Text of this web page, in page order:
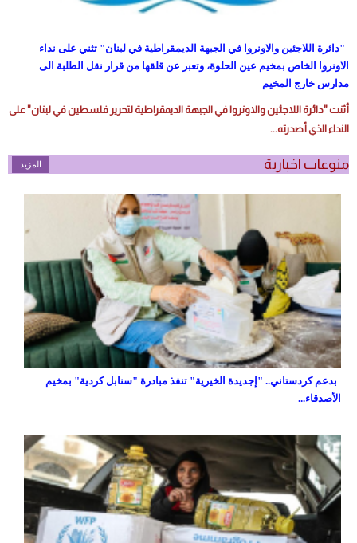
"دائرة اللاجئين والاونروا في الجبهة الديمقراطية في لبنان" تثني على نداء
الاونروا الخاص بمخيم عين الحلوة، وتعبر عن قلقها من قرار نقل الطلبة الى
مدارس خارج المخيم
أثنت "دائرة اللاجئين والاونروا في الجبهة الديمقراطية لتحرير فلسطين في لبنان" على
النداء الذي أصدرته...
منوعات اخبارية المزيد
بدعم كردستاني.. "إجديدة الخيرية" تنفذ مبادرة "سنابل كردية" بمخيم
الأصدقاء...